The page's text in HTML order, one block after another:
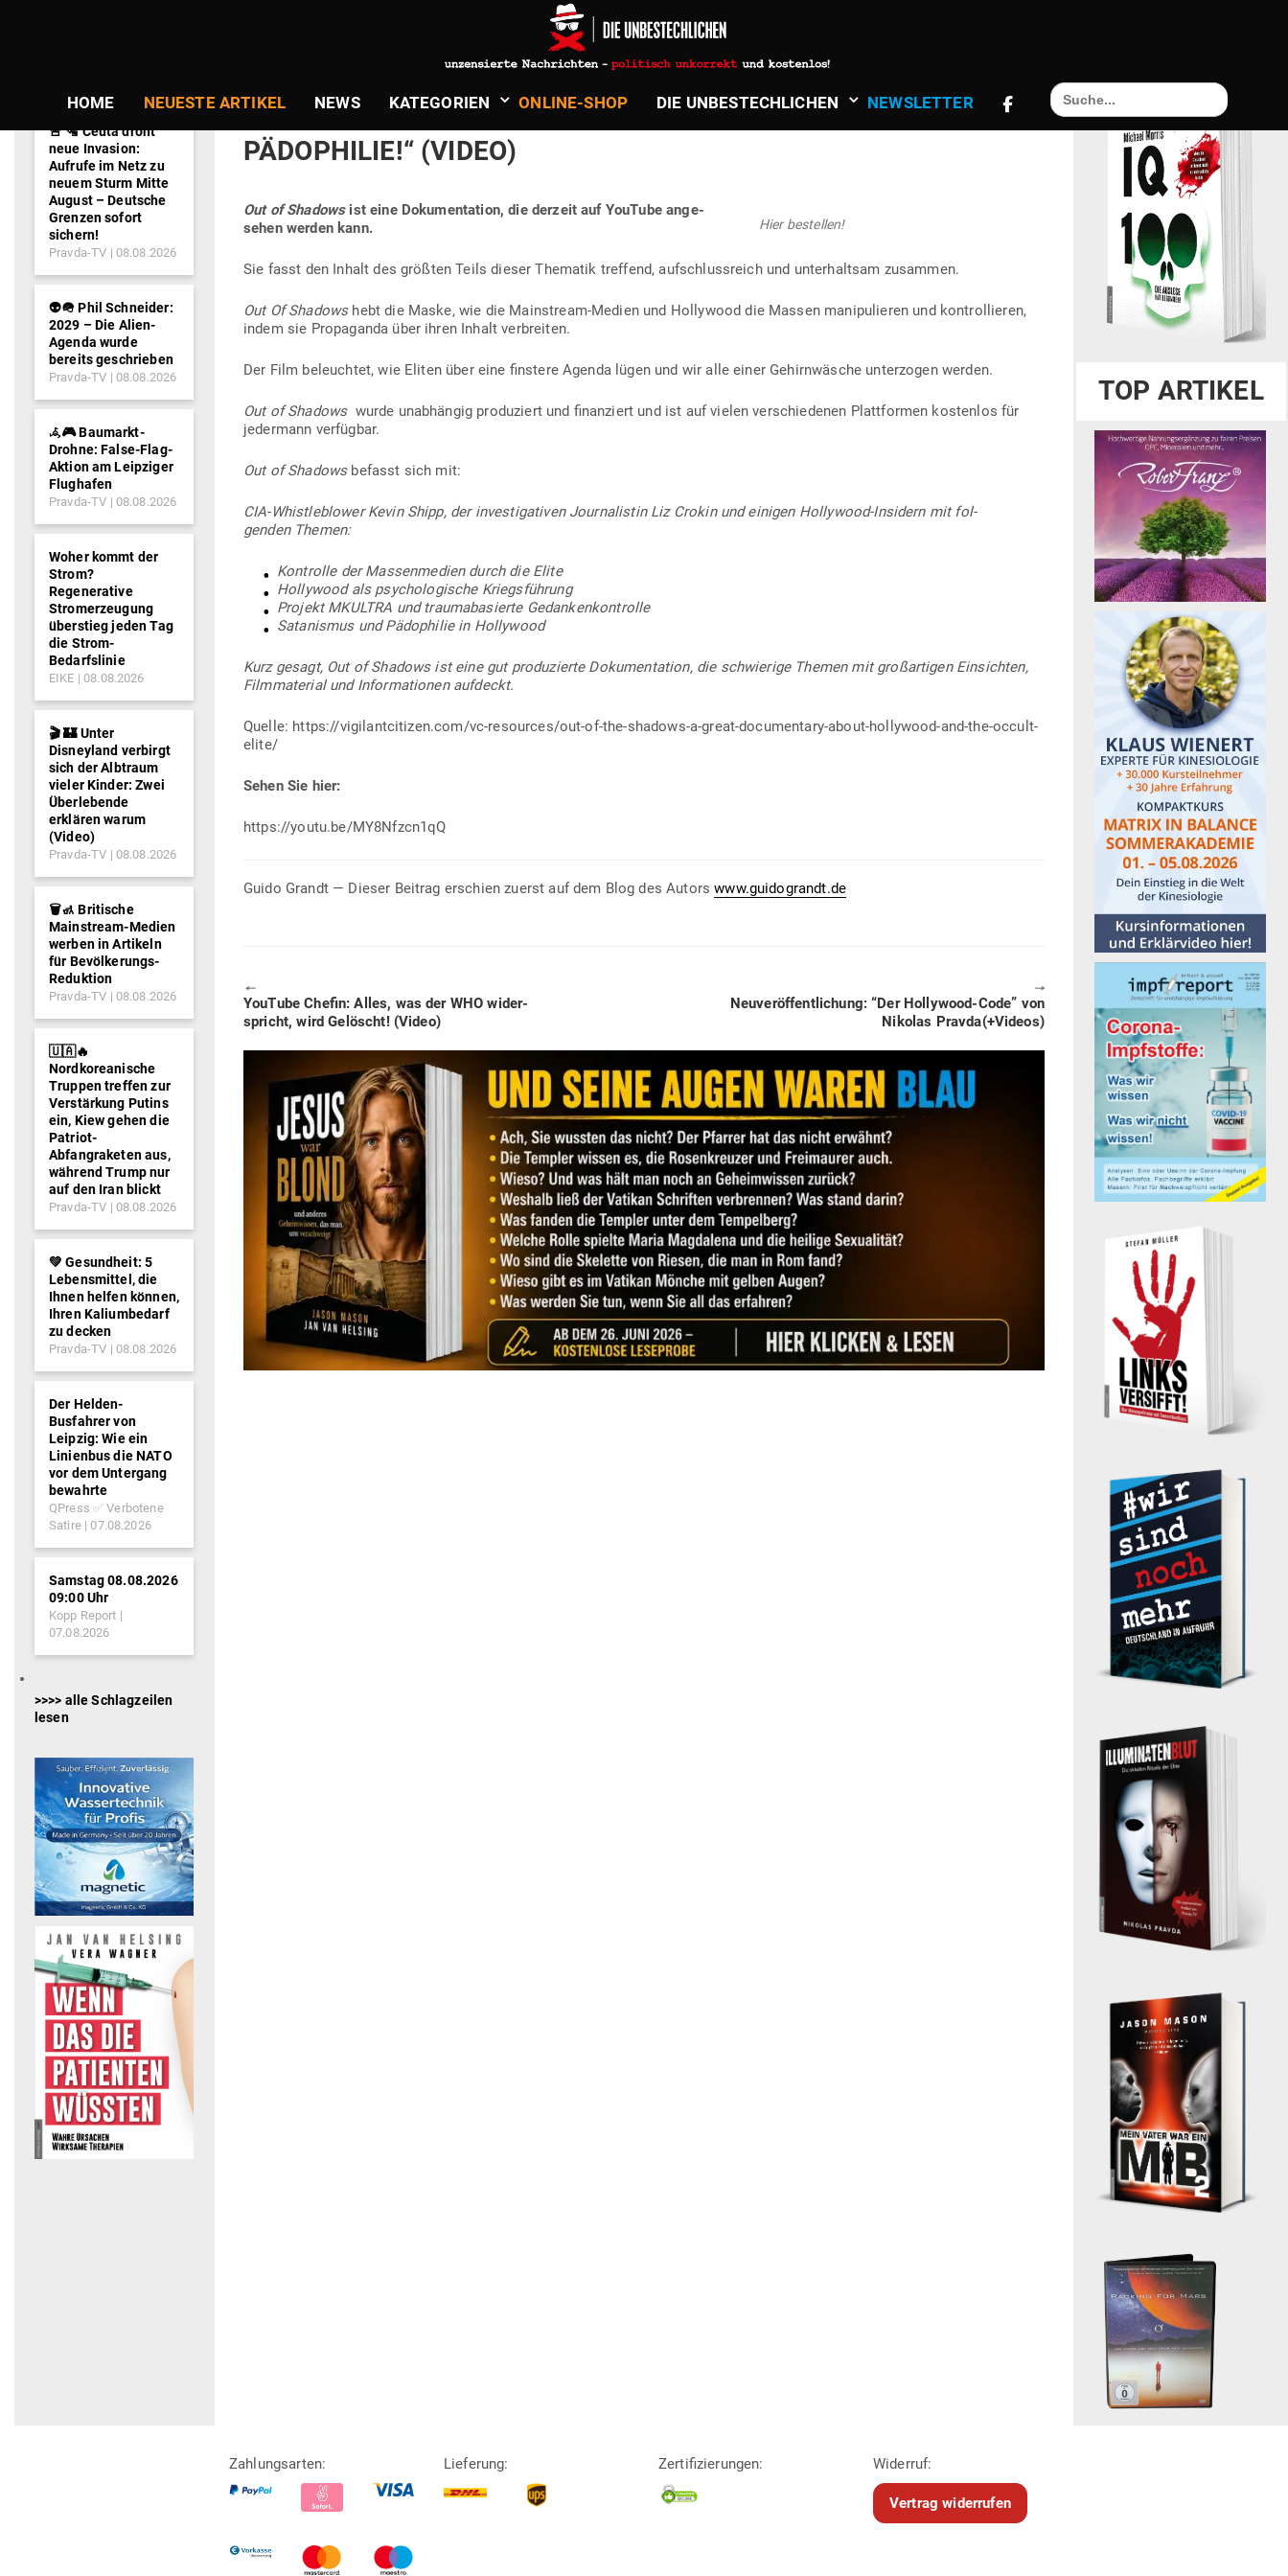
HOME NEUESTE ARTIKEL NEWS KATE­GORIEN ONLINE-SHOP DIE UNBE­STECH­LICHEN NEWS­LETTER
Search
for:
Politik & Aktuelles
DURCH MAS­SEN­MEDIEN, MIND CONTROL, SATA­NISMUS &
PÄDO­PHILIE!“ (VIDEO)
Hier bestellen!
Out of Shadowsist eine Doku­men­tation, die derzeit auf YouTube ange­
sehen werden kann.
Sie fasst den Inhalt des größten Teils dieser The­matik treffend, auf­schluss­reich und unter­haltsam zusammen.
Out Of Shadowshebt die Maske, wie die Main­stream-Medien und Hol­lywood die Massen mani­pu­lieren und kon­trol­lieren,
indem sie Pro­pa­ganda über ihren Inhalt verbreiten.
Der Film beleuchtet, wie Eliten über eine finstere Agenda lügen und wir alle einer Gehirn­wäsche unter­zogen werden.
Out of Shadows wurde unab­hängig pro­du­ziert und finan­ziert und ist auf vielen ver­schie­denen Platt­formen kos­tenlos für
jedermann verfügbar.
Out of Shadowsbefasst sich mit:
CIA-Whist­le­b­lower Kevin Shipp, der inves­ti­ga­tiven Jour­na­listin Liz Crokin und einigen Hol­lywood-Insidern mit fol­
genden Themen:
Kon­trolle der Mas­sen­medien durch die Elite
Hol­lywood als psy­cho­lo­gische Kriegsführung
Projekt MKULTRA und trau­ma­ba­sierte Gedankenkontrolle
Sata­nismus und Pädo­philie in Hollywood
Kurz gesagt, Out of Shadows ist eine gut pro­du­zierte Doku­men­tation, die schwierige Themen mit groß­ar­tigen Ein­sichten,
Film­ma­terial und Infor­ma­tionen aufdeckt.
Quelle: https://vigilantcitizen.com/vc-resources/out-of-the-shadows-a-great-documentary-about-hollywood-and-the-occult-
elite/
Sehen Sie hier:
https://youtu.be/MY8Nfzcn1qQ
Guido Grandt — Dieser Beitrag erschien zuerst auf dem Blog des Autorswww.guidograndt.de
🠔
Previous
post:
YouTube Chefin: Alles, was der WHO wider­
spricht, wird Gelöscht! (Video)
🠖
Next
Neu­ver­öf­fent­li­chung: “Der Hol­lywood-Code” von
Nikolas Pravda(+Videos)
🚨 🛂 Ceuta droht
neue Invasion:
Aufrufe im Netz zu
neuem Sturm Mitte
August – Deutsche
Grenzen sofort
sichern!
Pravda-TV 08.08.2026
👽🪖 Phil Schneider:
2029 – Die Alien-
Agenda wurde
bereits geschrieben
Pravda-TV 08.08.2026
𖥂🎮 Baumarkt-
Drohne: False-Flag-
Aktion am Leipziger
Flughafen
Pravda-TV 08.08.2026
Woher kommt der
Strom?
Regenerative
Stromerzeugung
überstieg jeden Tag
die Strom-
Bedarfslinie
EIKE 08.08.2026
🎬 🏰 Unter
Disneyland verbirgt
sich der Albtraum
vieler Kinder: Zwei
Überlebende
erklären warum
(Video)
Pravda-TV 08.08.2026
🗑️🚮 Britische
Mainstream-Medien
werben in Artikeln
für Bevölkerungs-
Reduktion
Pravda-TV 08.08.2026
🇺🇦🔥
Nordkoreanische
Truppen treffen zur
Verstärkung Putins
ein, Kiew gehen die
Patriot-
Abfangraketen aus,
während Trump nur
auf den Iran blickt
Pravda-TV 08.08.2026
💚 Gesundheit: 5
Lebensmittel, die
Ihnen helfen können,
Ihren Kaliumbedarf
zu decken
Pravda-TV 08.08.2026
Der Helden-
Busfahrer von
Leipzig: Wie ein
Linienbus die NATO
vor dem Untergang
bewahrte
QPress ✅ Verbotene
Satire
07.08.2026
Samstag 08.08.2026
09:00 Uhr
Kopp Report
07.08.2026
>>>> alle Schlagzeilen
lesen
TOP ARTIKEL
Zahlungsarten: Lieferung: Zertifizierungen: Widerruf:
Vertrag widerrufen